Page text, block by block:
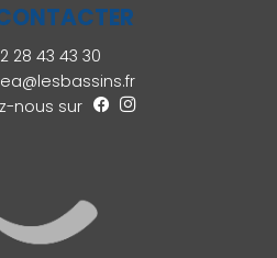
28 43 43 30
nous sur